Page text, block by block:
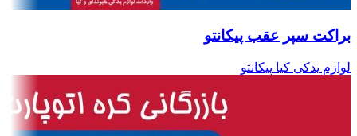
براکت سپر عقب پیکانتو
لوازم یدکی کیا پیکانتو